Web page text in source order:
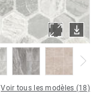
Voir tous les modèles (18)